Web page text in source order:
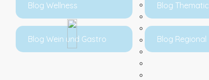
Blog Wellness Blog Thematic
Blog Wein und Gastro Blog Regional